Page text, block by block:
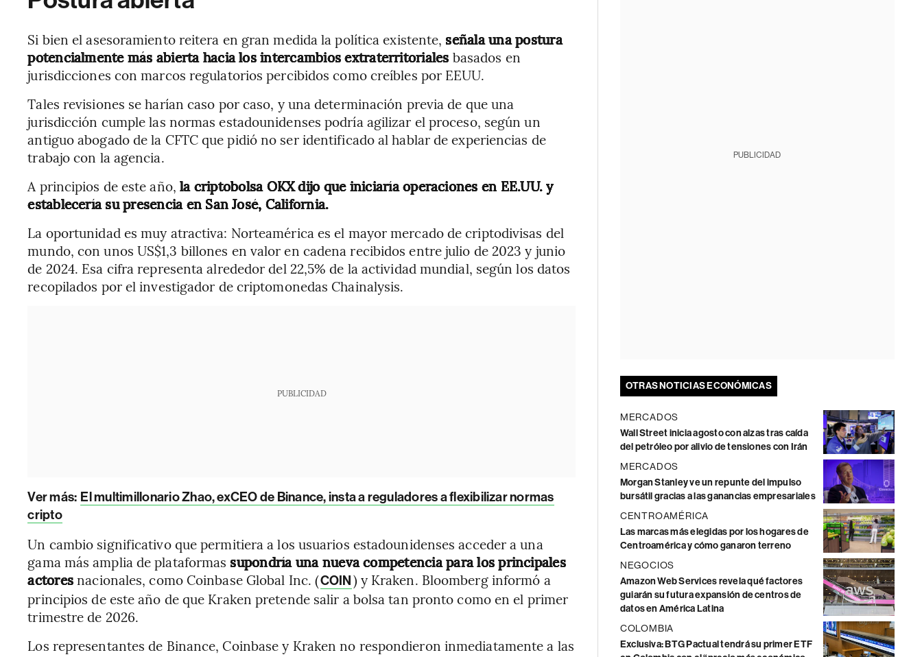
Si bien el asesoramiento reitera en gran medida la política existente, señala una postura
potencialmente más abierta hacia los intercambios extraterritoriales basados en
jurisdicciones con marcos regulatorios percibidos como creíbles por EEUU.
Tales revisiones se harían caso por caso, y una determinación previa de que una
jurisdicción cumple las normas estadounidenses podría agilizar el proceso, según un
antiguo abogado de la CFTC que pidió no ser identificado al hablar de experiencias de
trabajo con la agencia.
A principios de este año, la criptobolsa OKX dijo que iniciaría operaciones en EE.UU. y
establecería su presencia en San José, California.
La oportunidad es muy atractiva: Norteamérica es el mayor mercado de criptodivisas del
mundo, con unos US$1,3 billones en valor en cadena recibidos entre julio de 2023 y junio
de 2024. Esa cifra representa alrededor del 22,5% de la actividad mundial, según los datos
recopilados por el investigador de criptomonedas Chainalysis.
PUBLICIDAD
Ver más: El multimillonario Zhao, exCEO de Binance, insta a reguladores a flexibilizar normas
cripto
Un cambio significativo que permitiera a los usuarios estadounidenses acceder a una
gama más amplia de plataformas supondría una nueva competencia para los principales
actoresnacionales, como Coinbase Global Inc. (COIN) y Kraken. Bloomberg informó a
principios de este año de que Kraken pretende salir a bolsa tan pronto como en el primer
trimestre de 2026.
Los representantes de Binance, Coinbase y Kraken no respondieron inmediatamente a las
PUBLICIDAD
OTRAS NOTICIAS ECONÓMICAS
MERCADOS
Wall Street inicia agosto con alzas tras caída
del petróleo por alivio de tensiones con Irán
MERCADOS
Morgan Stanley ve un repunte del impulso
bursátil gracias a las ganancias empresariales
CENTROAMÉRICA
Las marcas más elegidas por los hogares de
Centroamérica y cómo ganaron terreno
NEGOCIOS
Amazon Web Services revela qué factores
guiarán su futura expansión de centros de
datos en América Latina
COLOMBIA
Exclusiva: BTG Pactual tendrá su primer ETF